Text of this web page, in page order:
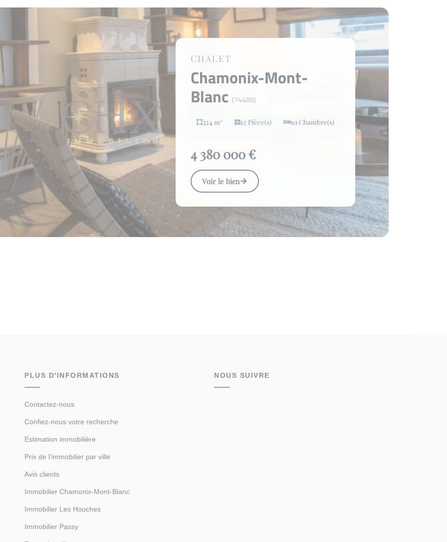
CHALET
Chamonix-Mont-
Blanc (74400)
324 m² 12 Pièce(s) 10 Chambre(s)
4 380 000 €
Voir le bien
PLUS D'INFORMATIONS
Contactez-nous
Confiez-nous votre recherche
Estimation immobilière
Prix de l'immobilier par ville
Avis clients
Immobilier Chamonix-Mont-Blanc
Immobilier Les Houches
Immobilier Passy
NOUS SUIVRE